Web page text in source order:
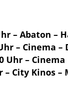
– Abaton –
– Cinema –
Uhr –
– City Kinos –